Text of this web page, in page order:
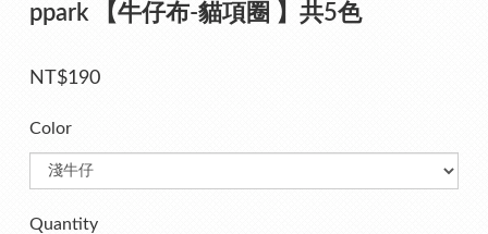
ppark 【牛仔布-貓項圈 】共5色
NT$190
Color
Quantity